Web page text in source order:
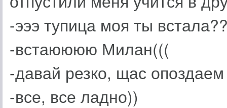
-эээ тупица моя ты
-встаюююю Милан(((
-давай резко, щас
-все, все ладно))